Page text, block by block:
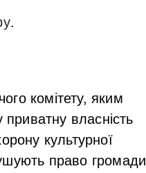
.
комітету, яким
приватну власність
культурної
право громади